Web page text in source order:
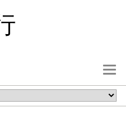
選
單
按